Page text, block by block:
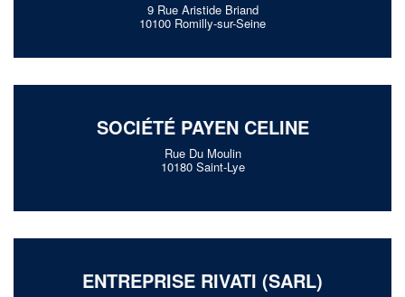
9 Rue Aristide Briand
10100 Romilly-sur-Seine
SOCIÉTÉ PAYEN CELINE
Rue Du Moulin
10180 Saint-Lye
ENTREPRISE RIVATI (SARL)